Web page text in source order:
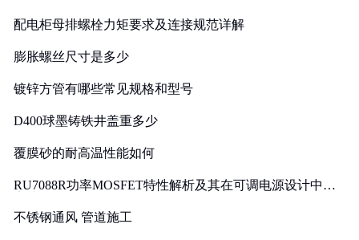
配电柜母排螺栓力矩要求及连接规范详解
膨胀螺丝尺寸是多少
镀锌方管有哪些常见规格和型号
D400球墨铸铁井盖重多少
覆膜砂的耐高温性能如何
RU7088R功率MOSFET特性解析及其在可调电源设计中的
不锈钢通风 管道施工